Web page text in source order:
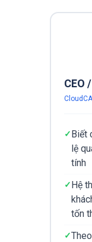
CEO
Biết
lệ
tính
Hệ
tốn